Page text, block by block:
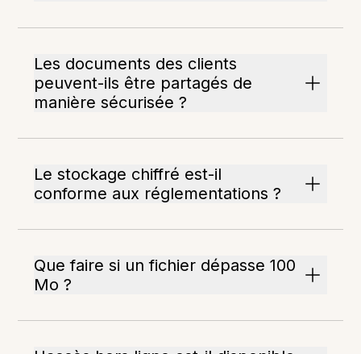
Les documents des clients
peuvent-ils être partagés de
manière sécurisée ?
Le stockage chiffré est-il
conforme aux réglementations ?
Que faire si un fichier dépasse 100
Mo ?